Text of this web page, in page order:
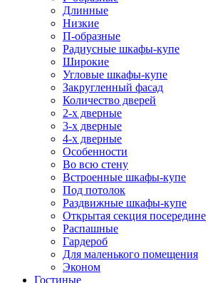
Длинные
Низкие
П-образные
Радиусные шкафы-купе
Широкие
Угловые шкафы-купе
Закругленный фасад
Количество дверей
2-х дверные
3-х дверные
4-х дверные
Особенности
Во всю стену
Встроенные шкафы-купе
Под потолок
Раздвижные шкафы-купе
Открытая секция посередине
Распашные
Гардероб
Для маленького помещения
Эконом
Гостиные